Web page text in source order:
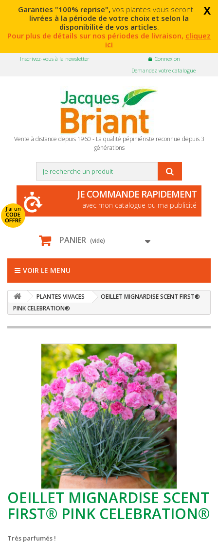
x
Garanties "100% reprise", vos plantes vous seront
livrées à la période de votre choix et selon la
disponibilité de vos articles.
Pour plus de détails sur nos périodes de livraison, cliquez
ici
Connexion
Inscrivez-vous à la newsletter
Demandez votre catalogue
Vente à distance depuis 1960 - La qualité pépiniériste reconnue depuis 3
générations
J'ai un
CODE
OFFRE
JE COMMANDE RAPIDEMENT
avec mon catalogue ou ma publicité
PANIER (vide)
VOIR LE MENU
PLANTES VIVACES
OEILLET MIGNARDISE SCENT FIRST®
PINK CELEBRATION®
OEILLET MIGNARDISE SCENT
FIRST® PINK CELEBRATION®
Très parfumés !